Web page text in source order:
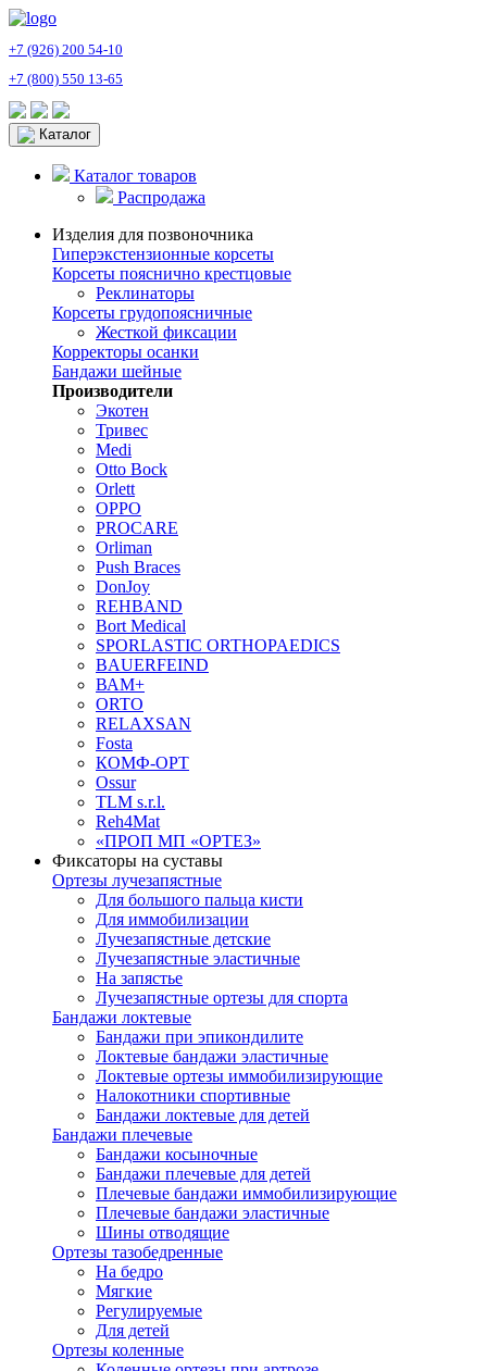
+7 (926) 200 54-10
+7 (800) 550 13-65
Каталог
Каталог товаров
Распродажа
Изделия для позвоночника
Гиперэкстензионные корсеты
Корсеты пояснично крестцовые
Реклинаторы
Корсеты грудопоясничные
Жесткой фиксации
Корректоры осанки
Бандажи шейные
Производители
Экотен
Тривес
Medi
Otto Bock
Orlett
OPPO
PROCARE
Orliman
Push Braces
DonJoy
REHBAND
Bort Medical
SPORLASTIC ORTHOPAEDICS
BAUERFEIND
ВАМ+
ORTO
RELAXSAN
Fosta
КОМФ-ОРТ
Ossur
TLM s.r.l.
Reh4Mat
«ПРОП МП «ОРТЕЗ»
Фиксаторы на суставы
Ортезы лучезапястные
Для большого пальца кисти
Для иммобилизации
Лучезапястные детские
Лучезапястные эластичные
На запястье
Лучезапястные ортезы для спорта
Бандажи локтевые
Бандажи при эпикондилите
Локтевые бандажи эластичные
Локтевые ортезы иммобилизирующие
Налокотники спортивные
Бандажи локтевые для детей
Бандажи плечевые
Бандажи косыночные
Бандажи плечевые для детей
Плечевые бандажи иммобилизирующие
Плечевые бандажи эластичные
Шины отводящие
Ортезы тазобедренные
На бедро
Мягкие
Регулируемые
Для детей
Ортезы коленные